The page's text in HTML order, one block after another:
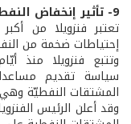
9- تأثير إنخفاض النفط على فنزويلا (Venezuela)
تعتبر فنزويلا من
إحتياطات ضخمة من
وتتبع فنزويلا منذ
سياسة تقديم
المشتقات النفطيّة وهي مكلفة جدًّا (15
وقد أعلن الرئيس